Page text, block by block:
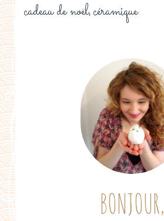
cadeau de noël, céramique
BONJOUR,